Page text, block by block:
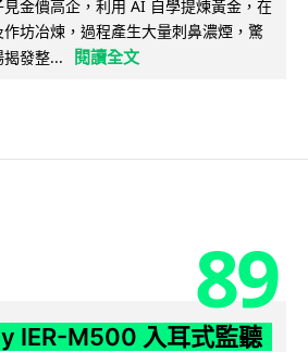
金價高企，利用 AI 自學提煉黃金，在
坊冶煉，過程產生大量刺鼻濃煙，驚
發整...
閱讀全文
89
IER-M500 入耳式監聽